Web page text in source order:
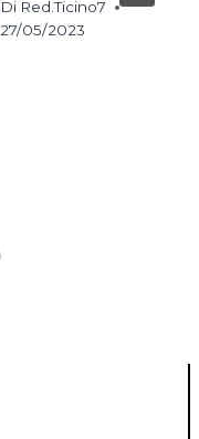
Di Red.Ticino7
27/05/2023